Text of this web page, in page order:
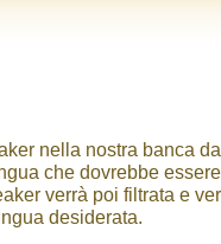
nella nostra banca
che dovrebbe essere
verrà poi filtrata e
desiderata.